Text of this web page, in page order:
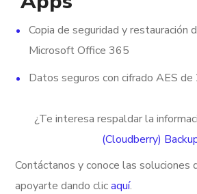
Copia de seguridad y restauración
Microsoft Office 365
Datos seguros con cifrado AES
¿Te interesa respaldar la
(Cloudberry)
Contáctanos y conoce las soluciones
apoyarte dando clicaquí.